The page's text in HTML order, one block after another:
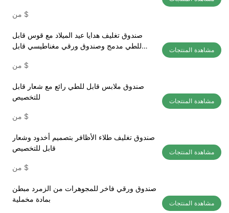
$
صندوق تغليف هدايا عيد الميلاد مع قوس قابل
للطي مدمج وصندوق ورقي مغناطيسي قابل
$
مشاهدة المنتجات
صندوق ملابس قابل للطي رائع مع شعار قابل
للتخصيص
$
مشاهدة المنتجات
صندوق تغليف طلاء الأظافر بتصميم أخدود وشعار
قابل للتخصيص
$
مشاهدة المنتجات
صندوق ورقي فاخر للمجوهرات من الزمرد مبطن
بمادة مخملية
مشاهدة المنتجات